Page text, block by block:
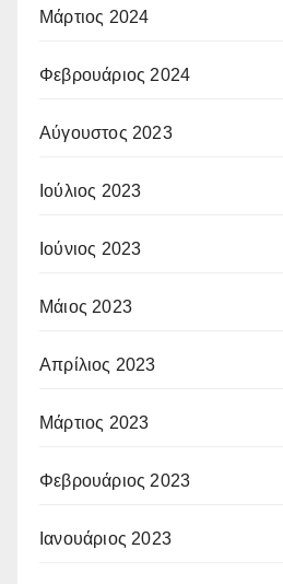
Μάρτιος 2024
Φεβρουάριος 2024
Αύγουστος 2023
Ιούλιος 2023
Ιούνιος 2023
Μάιος 2023
Απρίλιος 2023
Μάρτιος 2023
Φεβρουάριος 2023
Ιανουάριος 2023